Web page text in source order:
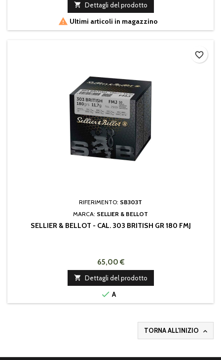
 Dettagli del prodotto
 Ultimi articoli in magazzino
RIFERIMENTO: SB303T
MARCA: SELLIER & BELLOT
SELLIER & BELLOT - CAL. 303 BRITISH GR 180 FMJ
65,00 €
 Dettagli del prodotto
 A
favorite_border
TORNA ALL'INIZIO 